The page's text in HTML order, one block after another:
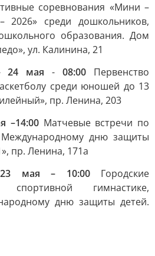
соревнования «Мини –
среди дошкольников,
образования. Дом
ул. Калинина, 21
24 мая -08:00 Первенство
среди юношей до 13
пр. Ленина, 203
–14:00 Матчевые встречи по
дню защиты
пр. Ленина, 171а
мая – 10:00Городские
гимнастике,
дню защиты детей.